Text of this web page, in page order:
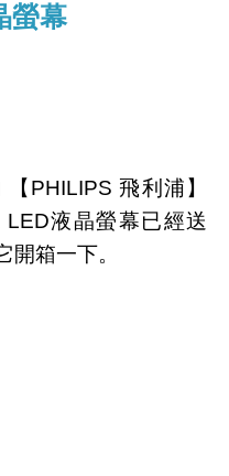
螢幕
PHILIPS 飛利浦】
液晶螢幕已經送
開箱一下。